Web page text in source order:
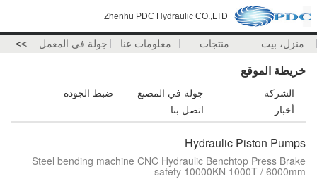
Zhenhu PDC Hydraulic CO.,LTD
منزل، بيت منتجات معلومات عنا جولة في المعمل >>
خريطة الموقع
الشركة جولة في المصنع
ضبط الجودة
أخبار
اتصل بنا
Hydraulic Piston Pumps
Steel bending machine CNC Hydraulic Benchtop Press Brake
safety 10000KN 1000T / 6000mm